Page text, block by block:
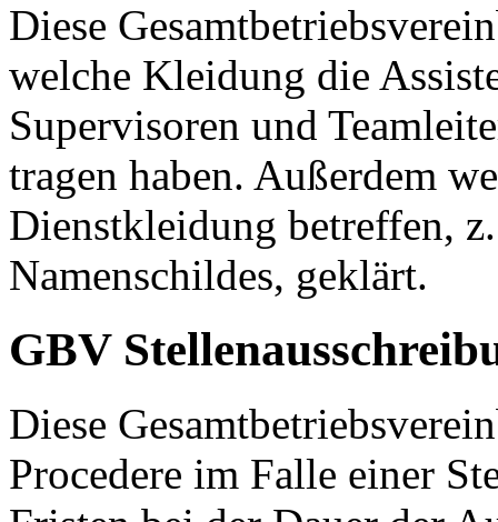
Diese
welche Kleidung die
Supervisoren und
tragen haben. Außerdem
Dienstkleidung betreffen,
Namenschildes, geklärt.
GBV
Diese
Procedere im Falle einer